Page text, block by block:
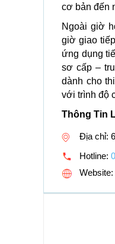
cơ bản đến
Ngoài giờ
giờ giao
ứng dụng
sơ cấp –
dành cho
với trình độ
Thông Tin
Địa chỉ:
Hotline: